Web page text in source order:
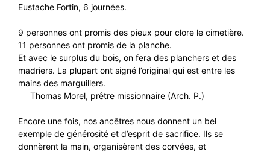
Eustache Fortin, 6 journées.
9 personnes ont promis des pieux pour clore le cimetière.
11 personnes ont promis de la planche.
Et avec le surplus du bois, on fera des planchers et des
madriers. La plupart ont signé l’original qui est entre les
mains des marguillers.
Thomas Morel, prêtre missionnaire (Arch. P.)
Encore une fois, nos ancêtres nous donnent un bel
exemple de générosité et d’esprit de sacrifice. Ils se
donnèrent la main, organisèrent des corvées, et